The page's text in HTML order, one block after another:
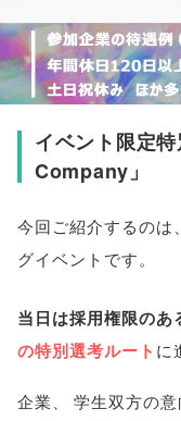
イベント限定
Company」
今回ご紹介するのは
グイベントです。
当日は採用権限のあ
の特別選考ルート に
企業、 学生双方の